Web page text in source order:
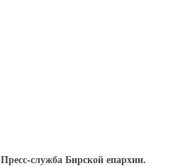
Пресс-служба Бирской епархии.